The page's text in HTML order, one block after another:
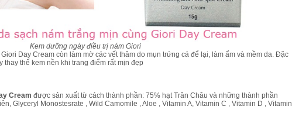
Kem dưỡng ngày điều trị nám Giori
Day Cream còn làm mờ các vết thâm do mụn trứng cá để lại, làm ẩm và mềm da. Đặc
thay thế kem nền khi trang điểm rất mịn đẹp
Cream được sản xuất từ cách thành phần: 75% hạt Trân Châu và những thành phần
Glyceryl Monostesrate , Wild Camomile , Aloe , Vitamin A, Vitamin C , Vitamin D , Vitamin